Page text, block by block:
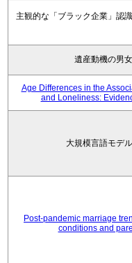
主観的な「ブラック企業」認
遺産動機の男
Age Differences in the
and Loneliness:
大規模言語モデ
Post-pandemic marriage
conditions and